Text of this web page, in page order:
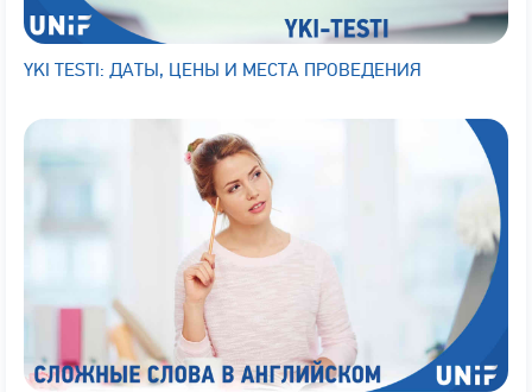
YKI TESTI: ДАТЫ, ЦЕНЫ И МЕСТА ПРОВЕДЕНИЯ